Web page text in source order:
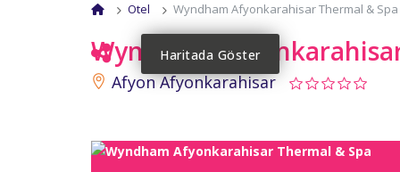
Otel Wyndham Afyonkarahisar Thermal & Spa
WyndhamHaritada Göster
Afyon Afyonkarahisar